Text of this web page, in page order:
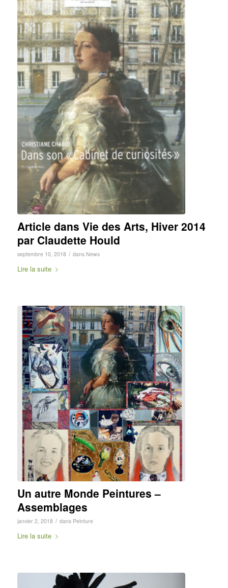
Article dans Vie des Arts, Hiver 2014
par Claudette Hould
septembre 10, 2018 / dans News
Lire la suite
Un autre Monde Peintures –
Assemblages
janvier 2, 2018 / dans Peinture
Lire la suite